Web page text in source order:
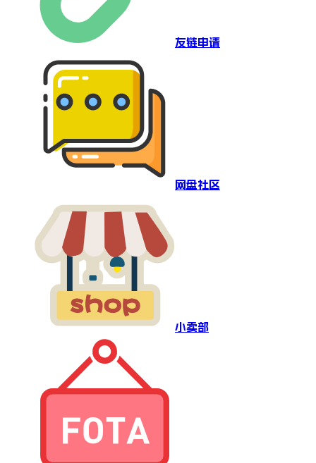
友链申请
网盘社区
小卖部